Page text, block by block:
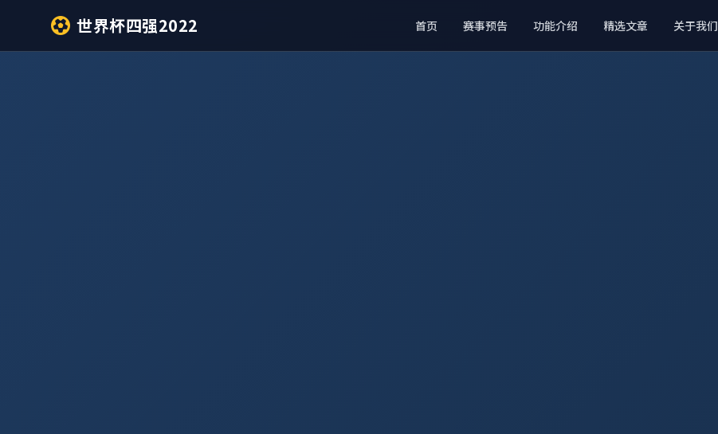
世界杯四强2022 首页 赛事预告 功能介绍 精选文章 关于我们